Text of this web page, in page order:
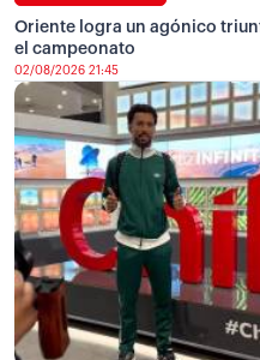
Oriente logra un agónico
el campeonato
02/08/2026 21:45